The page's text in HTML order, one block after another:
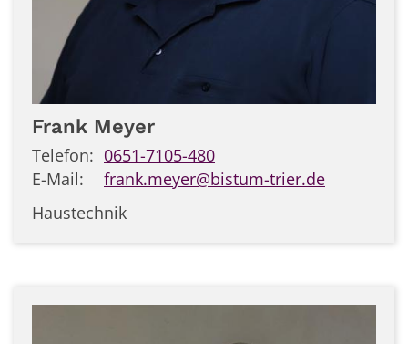
Frank Meyer
Telefon: 0651-7105-480
E-Mail:
frank.meyer@bistum-trier.de
Haustechnik